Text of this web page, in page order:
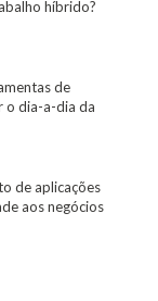
híbrido?
de
o dia-a-dia da
de aplicações
aos negócios